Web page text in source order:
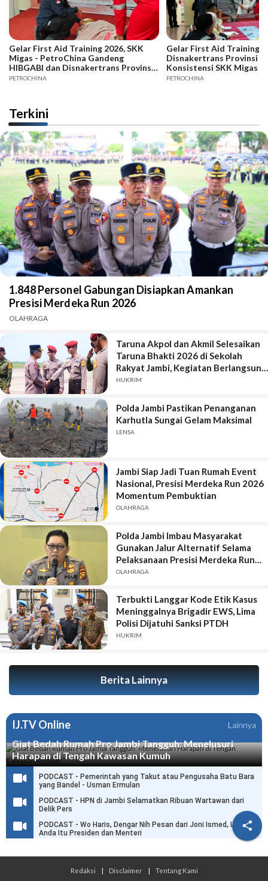

Gelar First Aid Training 2026, SKK
Migas - PetroChina Gandeng
HIBGABI dan Disnakertrans Provinsi
Jambi
PETROCHINA
Gelar First Aid Training
Disnakertrans Provinsi
Konsistensi SKK Migas -
PETROCHINA
Terkini
1.848 Personel Gabungan Disiapkan Amankan
Presisi Merdeka Run 2026
OLAHRAGA
Taruna Akpol dan Akmil Selesaikan
Taruna Bhakti 2026 di Sekolah
Rakyat Jambi, Kegiatan Berlangsung
Aman dan Lancar
HUKRIM
Polda Jambi Pastikan Penanganan
Karhutla Sungai Gelam Maksimal
LENSA
Jambi Siap Jadi Tuan Rumah Event
Nasional, Presisi Merdeka Run 2026
Momentum Pembuktian
OLAHRAGA
Polda Jambi Imbau Masyarakat
Gunakan Jalur Alternatif Selama
Pelaksanaan Presisi Merdeka Run
2026
OLAHRAGA
Terbukti Langgar Kode Etik Kasus
Meninggalnya Brigadir EWS, Lima
Polisi Dijatuhi Sanksi PTDH
HUKRIM
Berita Lainnya
IJ.TV Online Lainnya
Giat Bedah Rumah Pro Jambi Tangguh: Menelusuri
Harapan di Tengah Kawasan Kumuh
PODCAST - Pemerintah yang Takut atau Pengusaha Batu Bara
yang Bandel - Usman Ermulan
PODCAST - HPN di Jambi Selamatkan Ribuan Wartawan dari
Delik Pers
PODCAST - Wo Haris, Dengar Nih Pesan dari Joni Ismed, Link
Anda Itu Presiden dan Menteri
Redaksi | Disclaimer | Tentang Kami